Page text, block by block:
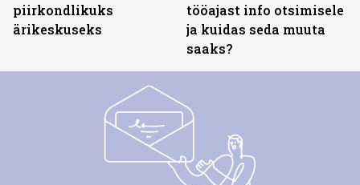
piirkondlikuks
ärikeskuseks
tööajast info otsimisele
ja kuidas seda muuta
saaks?